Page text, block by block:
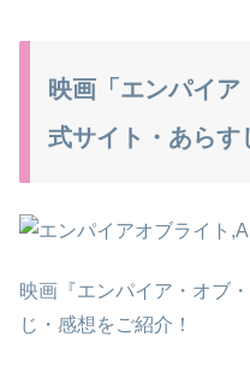
映画「エンパイア
式サイト・あらす
映画『エンパイア・オブ
じ・感想をご紹介！